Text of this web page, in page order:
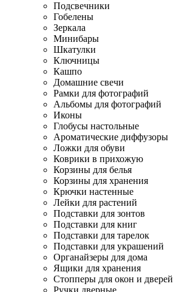
Подсвечники
Гобелены
Зеркала
Минибары
Шкатулки
Ключницы
Кашпо
Домашние свечи
Рамки для фотографий
Альбомы для фотографий
Иконы
Глобусы настольные
Ароматические диффузоры
Ложки для обуви
Коврики в прихожую
Корзины для белья
Корзины для хранения
Крючки настенные
Лейки для растений
Подставки для зонтов
Подставки для книг
Подставки для тарелок
Подставки для украшений
Органайзеры для дома
Ящики для хранения
Стопперы для окон и дверей
Ручки дверные